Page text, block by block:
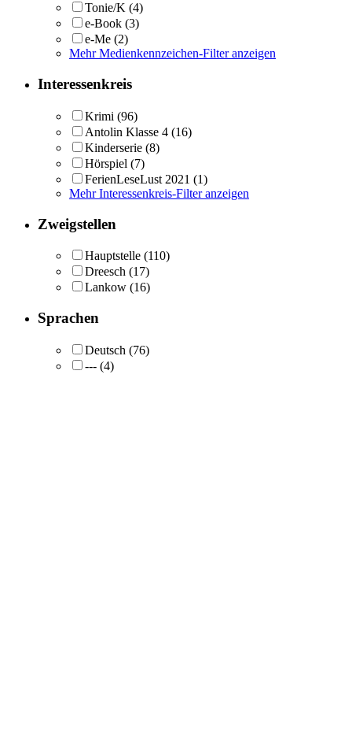
Tonie/K (4)
e-Book (3)
e-Me (2)
Mehr Medienkennzeichen-Filter anzeigen
Interessenkreis
Krimi (96)
Antolin Klasse 4 (16)
Kinderserie (8)
Hörspiel (7)
FerienLeseLust 2021 (1)
Mehr Interessenkreis-Filter anzeigen
Zweigstellen
Hauptstelle (110)
Dreesch (17)
Lankow (16)
Sprachen
Deutsch (76)
--- (4)